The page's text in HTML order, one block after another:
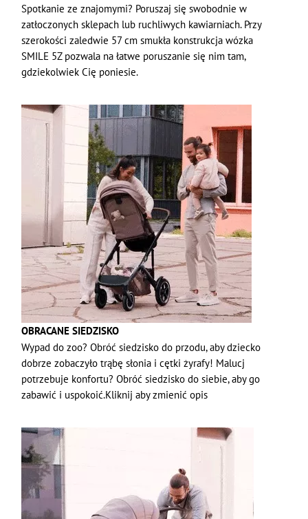
Spotkanie ze znajomymi? Poruszaj się swobodnie w
zatłoczonych sklepach lub ruchliwych kawiarniach. Przy
szerokości zaledwie 57 cm smukła konstrukcja wózka
SMILE 5Z pozwala na łatwe poruszanie się nim tam,
gdziekolwiek Cię poniesie.
OBRACANE SIEDZISKO
Wypad do zoo? Obróć siedzisko do przodu, aby dziecko
dobrze zobaczyło trąbę słonia i cętki żyrafy! Malucj
potrzebuje konfortu? Obróć siedzisko do siebie, aby go
zabawić i uspokoić.Kliknij aby zmienić opis